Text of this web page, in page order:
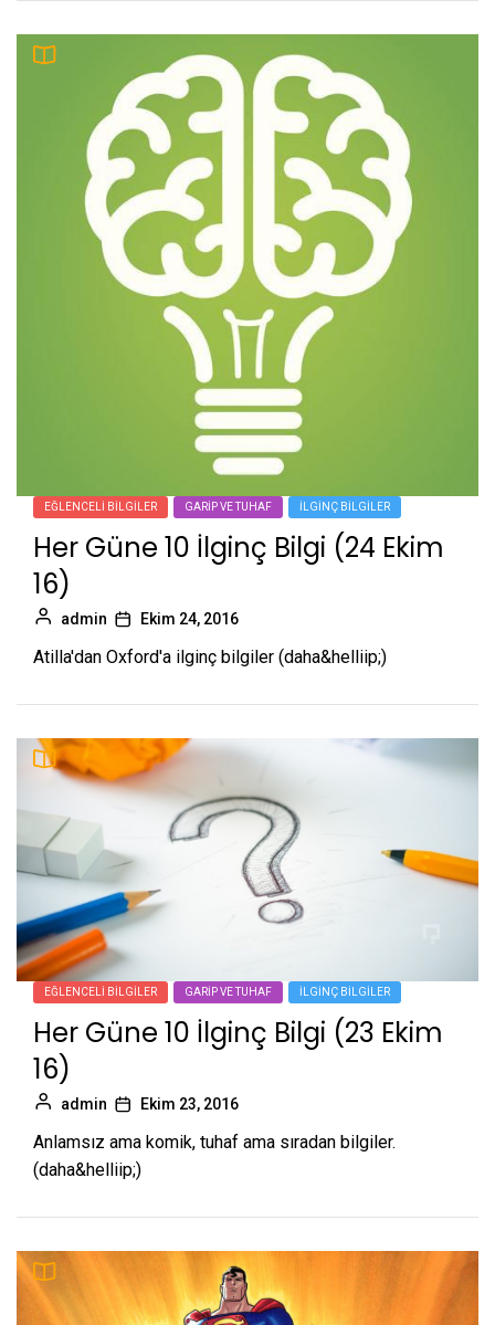
EĞLENCELI BILGILER GARIP VE TUHAF İLGINÇ BILGILER
Her Güne 10 İlginç Bilgi (24 Ekim
16)
admin Ekim 24, 2016
Atilla'dan Oxford'a ilginç bilgiler (daha&helliip;)
EĞLENCELI BILGILER GARIP VE TUHAF İLGINÇ BILGILER
Her Güne 10 İlginç Bilgi (23 Ekim
16)
admin Ekim 23, 2016
Anlamsız ama komik, tuhaf ama sıradan bilgiler.
(daha&helliip;)